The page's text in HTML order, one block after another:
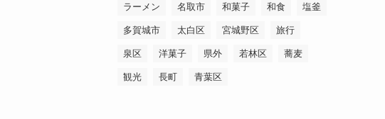
ラーメン 名取市 和菓子 和食 塩釜
多賀城市 太白区 宮城野区 旅行
泉区 洋菓子 県外 若林区 蕎麦
観光 長町 青葉区